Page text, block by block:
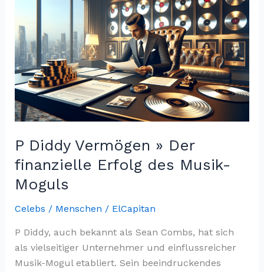
Nation
bewegt
P Diddy Vermögen » Der
finanzielle Erfolg des Musik-
Moguls
Celebs / Menschen / ElCapitan
P Diddy, auch bekannt als Sean Combs, hat sich
als vielseitiger Unternehmer und einflussreicher
Musik-Mogul etabliert. Sein beeindruckendes